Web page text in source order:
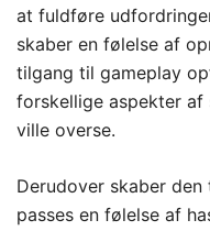
at fuldføre
skaber en følelse af
tilgang til gameplay
forskellige aspekter af
ville overse.
Derudover skaber
passes en følelse af